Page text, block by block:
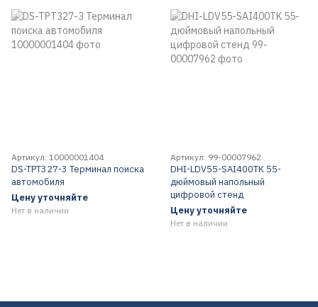
Артикул: 10000001404
DS-TPT327-3 Терминал поиска
автомобиля
Цену уточняйте
Нет в наличии
Артикул: 99-00007962
DHI-LDV55-SAI400TK 55-
дюймовый напольный
цифровой стенд
Цену уточняйте
Нет в наличии